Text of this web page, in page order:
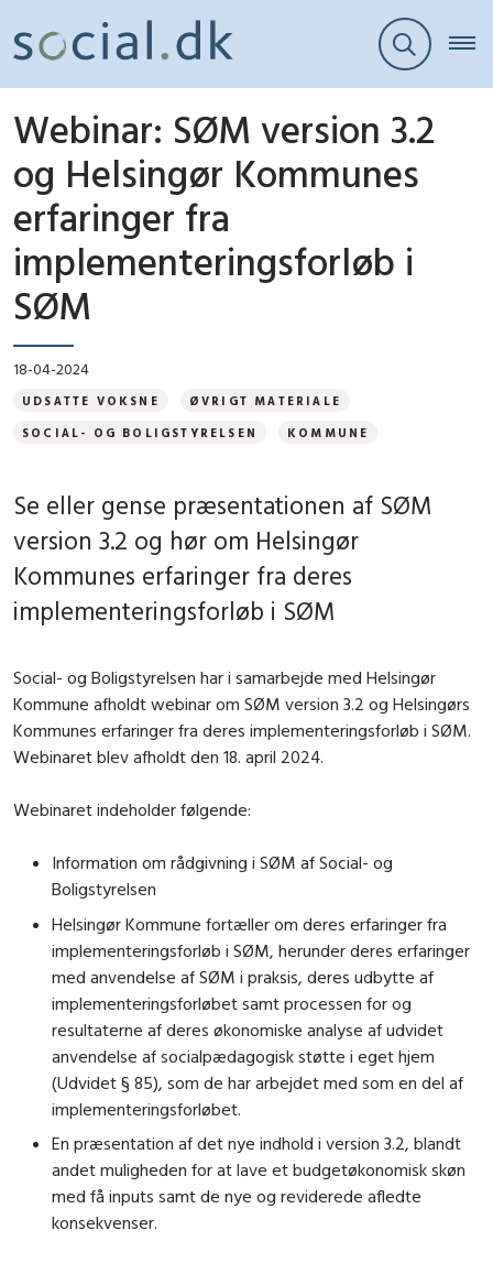
Webinar: SØM version 3.2
og Helsingør Kommunes
erfaringer fra
implementeringsforløb i
SØM
18-04-2024
UDSATTE VOKSNE ØVRIGT MATERIALE
SOCIAL- OG BOLIGSTYRELSEN KOMMUNE
Se eller gense præsentationen af SØM
version 3.2 og hør om Helsingør
Kommunes erfaringer fra deres
implementeringsforløb i SØM
Social- og Boligstyrelsen har i samarbejde med Helsingør
Kommune afholdt webinar om SØM version 3.2 og Helsingørs
Kommunes erfaringer fra deres implementeringsforløb i SØM.
Webinaret blev afholdt den 18. april 2024.
Webinaret indeholder følgende:
Information om rådgivning i SØM af Social- og
Boligstyrelsen
Helsingør Kommune fortæller om deres erfaringer fra
implementeringsforløb i SØM, herunder deres erfaringer
med anvendelse af SØM i praksis, deres udbytte af
implementeringsforløbet samt processen for og
resultaterne af deres økonomiske analyse af udvidet
anvendelse af socialpædagogisk støtte i eget hjem
(Udvidet § 85), som de har arbejdet med som en del af
implementeringsforløbet.
En præsentation af det nye indhold i version 3.2, blandt
andet muligheden for at lave et budgetøkonomisk skøn
med få inputs samt de nye og reviderede afledte
konsekvenser.